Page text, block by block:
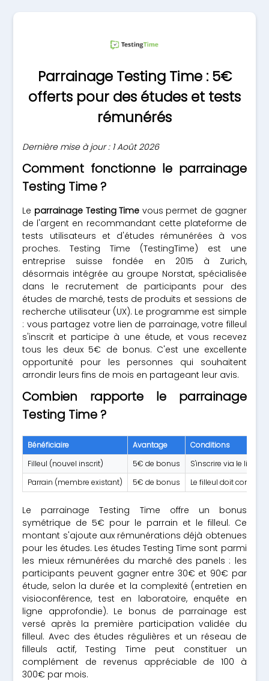
Parrainage Testing Time : 5€
offerts pour des études et tests
rémunérés
Dernière mise à jour : 1 Août 2026
Comment fonctionne le parrainage
Testing Time ?
Le parrainage Testing Time vous permet de gagner
de l'argent en recommandant cette plateforme de
tests utilisateurs et d'études rémunérées à vos
proches. Testing Time (TestingTime) est une
entreprise suisse fondée en 2015 à Zurich,
désormais intégrée au groupe Norstat, spécialisée
dans le recrutement de participants pour des
études de marché, tests de produits et sessions de
recherche utilisateur (UX). Le programme est simple
: vous partagez votre lien de parrainage, votre filleul
s'inscrit et participe à une étude, et vous recevez
tous les deux 5€ de bonus. C'est une excellente
opportunité pour les personnes qui souhaitent
arrondir leurs fins de mois en partageant leur avis.
Combien rapporte le parrainage
Testing Time ?
Bénéficiaire Avantage
Conditions
Filleul (nouvel inscrit)
5€ de bonus
S'inscrire via le lien
Parrain (membre existant)
5€ de bonus Le filleul doit
Le parrainage Testing Time offre un bonus
symétrique de 5€ pour le parrain et le filleul. Ce
montant s'ajoute aux rémunérations déjà obtenues
pour les études. Les études Testing Time sont parmi
les mieux rémunérées du marché des panels : les
participants peuvent gagner entre 30€ et 90€ par
étude, selon la durée et la complexité (entretien en
visioconférence, test en laboratoire, enquête en
ligne approfondie). Le bonus de parrainage est
versé après la première participation validée du
filleul. Avec des études régulières et un réseau de
filleuls actif, Testing Time peut constituer un
complément de revenus appréciable de 100 à
300€ par mois.